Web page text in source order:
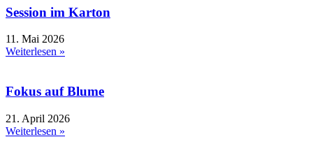
Session im Karton
11. Mai 2026
Weiterlesen »
Fokus auf Blume
21. April 2026
Weiterlesen »